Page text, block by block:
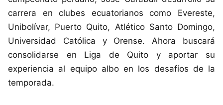
carrera en clubes ecuatorianos como Evereste,
Unibolívar, Puerto Quito, Atlético Santo Domingo,
Universidad Católica y Orense. Ahora buscará
consolidarse en Liga de Quito y aportar su
experiencia al equipo albo en los desafíos de la
temporada.